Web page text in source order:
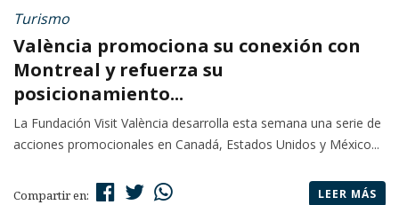
Turismo
València promociona su conexión con
Montreal y refuerza su
posicionamiento...
La Fundación Visit València desarrolla esta semana una serie de
acciones promocionales en Canadá, Estados Unidos y México...
Compartir en: LEER MÁS